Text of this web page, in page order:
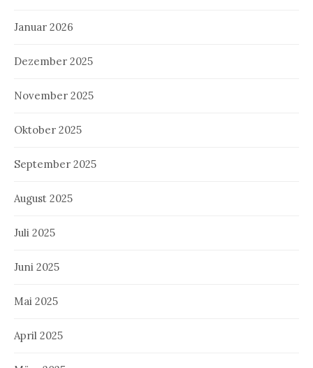
Januar 2026
Dezember 2025
November 2025
Oktober 2025
September 2025
August 2025
Juli 2025
Juni 2025
Mai 2025
April 2025